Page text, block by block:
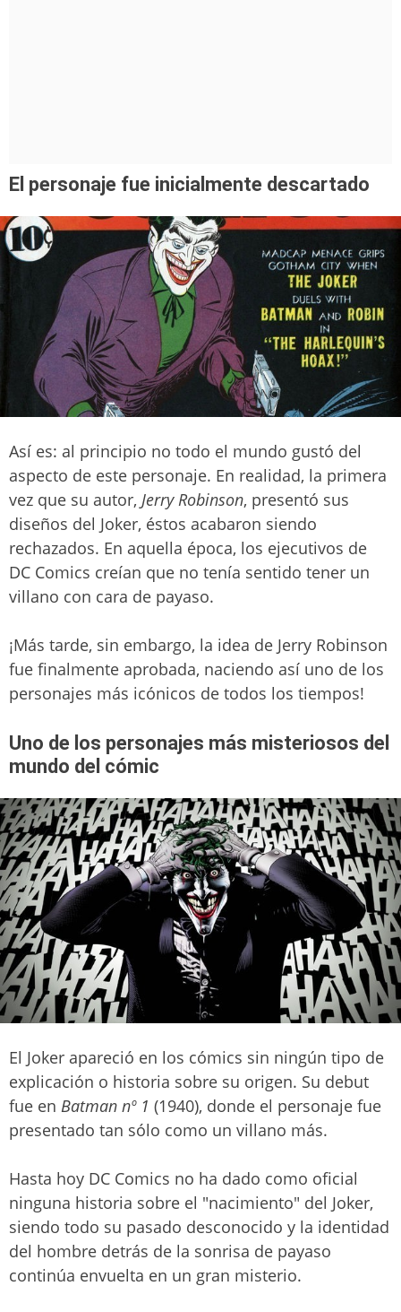
El personaje fue inicialmente descartado
Así es: al principio no todo el mundo gustó del
aspecto de este personaje. En realidad, la primera
vez que su autor, Jerry Robinson, presentó sus
diseños del Joker, éstos acabaron siendo
rechazados. En aquella época, los ejecutivos de
DC Comics creían que no tenía sentido tener un
villano con cara de payaso.
¡Más tarde, sin embargo, la idea de Jerry Robinson
fue finalmente aprobada, naciendo así uno de los
personajes más icónicos de todos los tiempos!
Uno de los personajes más misteriosos del
mundo del cómic
El Joker apareció en los cómics sin ningún tipo de
explicación o historia sobre su origen. Su debut
fue en Batman nº 1 (1940), donde el personaje fue
presentado tan sólo como un villano más.
Hasta hoy DC Comics no ha dado como oficial
ninguna historia sobre el "nacimiento" del Joker,
siendo todo su pasado desconocido y la identidad
del hombre detrás de la sonrisa de payaso
continúa envuelta en un gran misterio.